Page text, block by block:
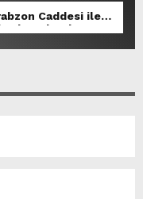
Caddesi ile
Bulundu.